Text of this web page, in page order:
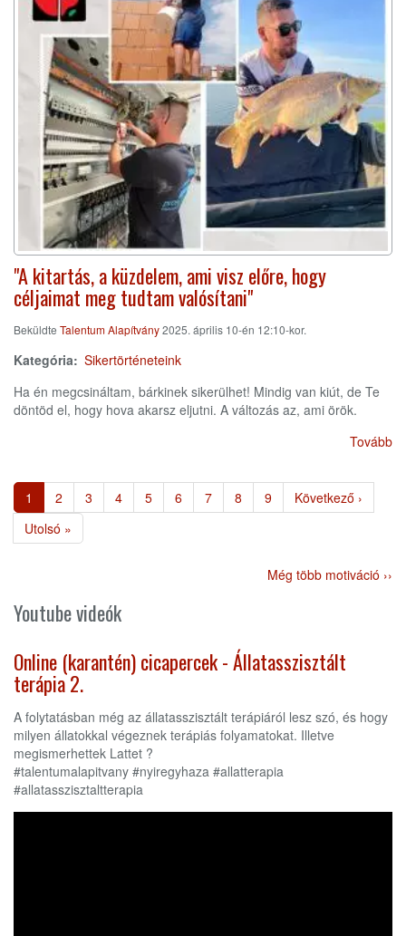
"A kitartás, a küzdelem, ami visz előre, hogy
céljaimat meg tudtam valósítani"
Beküldte Talentum Alapítvány2025. április 10-én 12:10-kor.
Kategória
Sikertörténeteink
Ha én megcsináltam, bárkinek sikerülhet! Mindig van kiút, de Te
döntöd el, hogy hova akarsz eljutni. A változás az, ami örök.
Tovább
Oldalszámozás
Jelenlegi
oldal
1 Page
2 Page
3 Page
4 Page
5 Page
6 Page
7 Page
8 Page
9
Következő
oldal
Következő ›
Utolsó
oldal
Utolsó »
Még több motiváció ››
Youtube videók
Online (karantén) cicapercek - Állatasszisztált
terápia 2.
A folytatásban még az állatasszisztált terápiáról lesz szó, és hogy
milyen állatokkal végeznek terápiás folyamatokat. Illetve
megismerhettek Lattet ?
#talentumalapitvany #nyiregyhaza #allatterapia
#allatasszisztaltterapia